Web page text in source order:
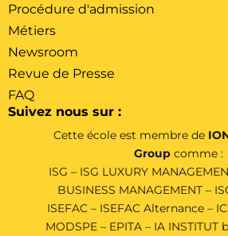
Procédure d'admission
Métiers
Newsroom
Revue de Presse
FAQ
Suivez nous sur :
Cette école est membre de
Group comme :
ISG – ISG LUXURY
BUSINESS MANAGEMENT–
ISEFAC – ISEFAC Alternance –
MODSPE– EPITA– IA INSTITUT